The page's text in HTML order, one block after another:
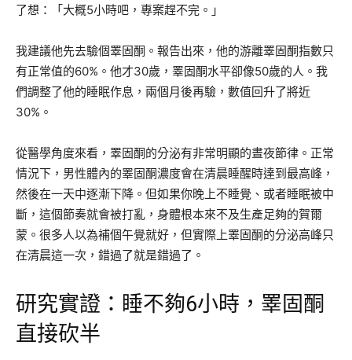
了想：「大概5小時吧，專案趕不完。」
我建議他先去驗個睪固酮。報告出來，他的游離睪固酮指數只
有正常值的60%。他才30歲，睪固酮水平卻像50歲的人。我
們調整了他的睡眠作息，兩個月後再驗，數值回升了將近
30%。
從醫學角度來看，睪固酮的分泌有非常明顯的晝夜節律。正常
情況下，男性體內的睪固酮濃度會在清晨睡醒時達到最高峰，
然後在一天中逐漸下降。但如果你晚上不睡覺、或者睡眠被中
斷，這個節奏就會被打亂，身體根本來不及生產足夠的賀爾
蒙。很多人以為補個午覺就好，但實際上睪固酮的分泌高峰只
在清晨這一次，錯過了就是錯過了。
研究實證：睡不夠6小時，睪固酮
直接砍半